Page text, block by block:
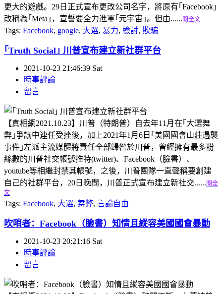
更大的遊戲。29日正式宣布更改公司名字，將原有｢Facebook｣
改稱為｢Meta｣，宣誓要全力進軍｢元宇宙｣。但由...... 閱全文
Tags: Facebook, google, 大選, 暴力, 檢討, 欺騙
｢Truth Social｣ 川普宣布建立新社群平台
2021-10-23 21:46:39 Sat
時事評論
留言
【真相網2021.10.23】川普（特朗普）自去年11月在｢大選舞
弊｣爭議中連任受挫後，加上2021年1月6日｢美國國會山莊遇襲
事件｣左派主流媒體將責任全部歸咎於川普，曾經擁有最多粉
絲數的川普社交帳號推特(twitter)、Facebook（臉書）、
youtube等相繼封禁其帳號，之後，川普團隊一直聲稱要創建
自己的社群平台，20日晚間，川普正式宣布建立新社交...... 閱全
文
Tags: Facebook, 大選, 舞弊, 言論自由
吹哨者：Facebook（臉書）知情且縱容美國國會暴動
2021-10-23 20:21:16 Sat
時事評論
留言